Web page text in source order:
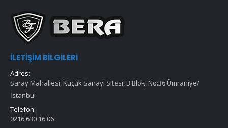
İLETIŞIM BILGILERI
Adres:
Saray Mahallesi, Küçük Sanayi Sitesi, B Blok, No:36 Ümraniye/
İstanbul
Telefon:
0216 630 16 06